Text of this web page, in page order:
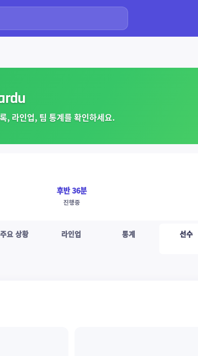
, 라인업, 팀 통계를 확인하세요.
후반 36분
진행중
주요 상황 라인업 통계 선수